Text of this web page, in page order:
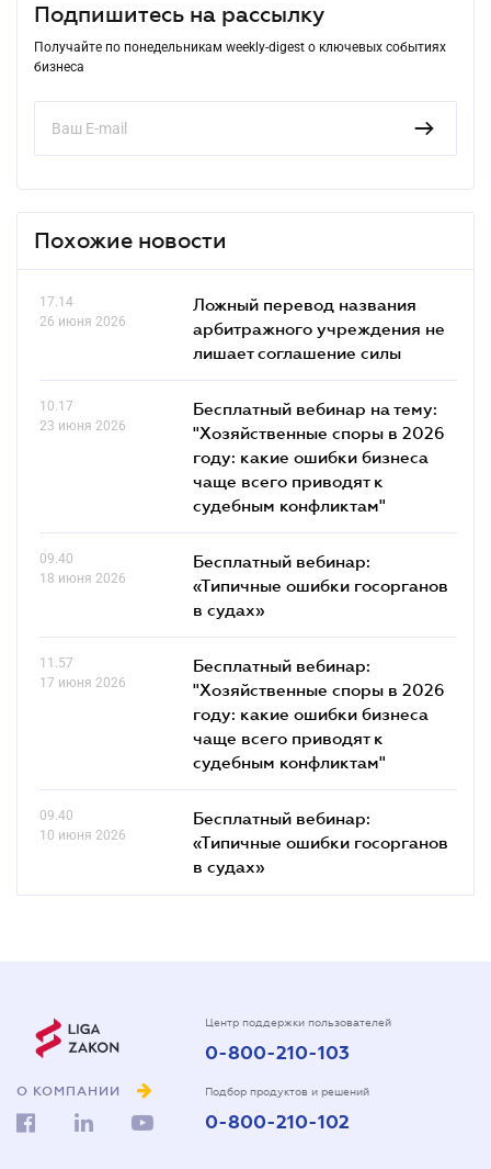
Подпишитесь на рассылку
Получайте по понедельникам weekly-digest о ключевых событиях
бизнеса
Похожие новости
17.14
26 июня 2026
Ложный перевод названия
арбитражного учреждения не
лишает соглашение силы
10.17
23 июня 2026
Бесплатный вебинар на тему:
"Хозяйственные споры в 2026
году: какие ошибки бизнеса
чаще всего приводят к
судебным конфликтам"
09.40
18 июня 2026
Бесплатный вебинар:
«Типичные ошибки госорганов
в судах»
11.57
17 июня 2026
Бесплатный вебинар:
"Хозяйственные споры в 2026
году: какие ошибки бизнеса
чаще всего приводят к
судебным конфликтам"
09.40
10 июня 2026
Бесплатный вебинар:
«Типичные ошибки госорганов
в судах»
О КОМПАНИИ
Центр поддержки пользователей
0-800-210-103
Подбор продуктов и решений
0-800-210-102